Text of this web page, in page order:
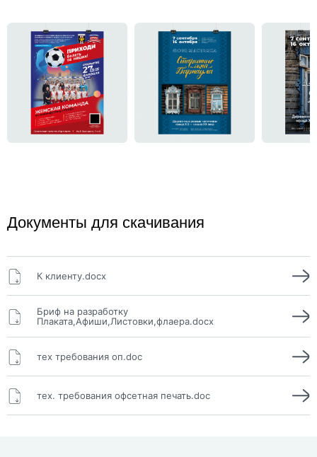
Документы для скачивания
К клиенту.docx
Бриф на разработку
Плаката,Афиши,Листовки,флаера.docx
тех требования оп.doc
тех. требования офсетная печать.doc